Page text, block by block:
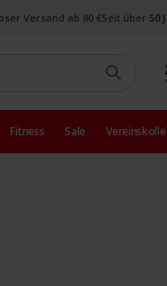
Versand ab 80 €Seit über 50
Fitness Sale